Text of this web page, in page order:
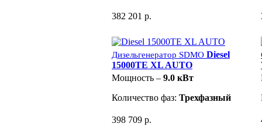
382 201 р.
Дизельгенератор SDMO Diesel
15000TE XL AUTO
Мощность – 9.0 кВт
Количество фаз: Трехфазный
398 709 р.